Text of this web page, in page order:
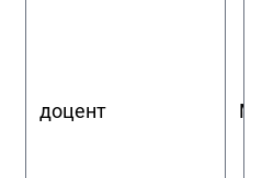
доцент